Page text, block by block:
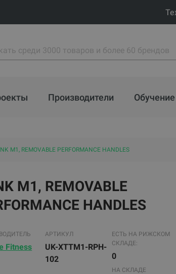
Производители Обучение
M1, REMOVABLE PERFORMANCE HANDLES
M1, REMOVABLE
HANDLES
Fitness
АРТИКУЛ
UK-XTTM1-RPH-
102
ЕСТЬ НА РИЖСКОМ
СКЛАДЕ:
0
НА СКЛАДЕ